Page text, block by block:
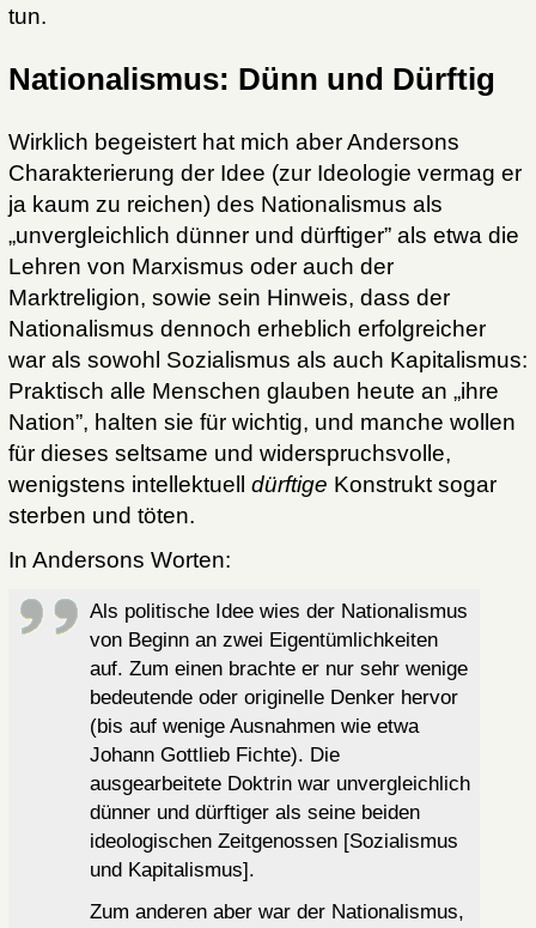
tun.
Nationalismus: Dünn und Dürftig
Wirklich begeistert hat mich aber Andersons
Charakterierung der Idee (zur Ideologie vermag er
ja kaum zu reichen) des Nationalismus als
„unvergleichlich dünner und dürftiger” als etwa die
Lehren von Marxismus oder auch der
Marktreligion, sowie sein Hinweis, dass der
Nationalismus dennoch erheblich erfolgreicher
war als sowohl Sozialismus als auch Kapitalismus:
Praktisch alle Menschen glauben heute an „ihre
Nation”, halten sie für wichtig, und manche wollen
für dieses seltsame und widerspruchsvolle,
wenigstens intellektuell dürftige Konstrukt sogar
sterben und töten.
In Andersons Worten:
Als politische Idee wies der Nationalismus
von Beginn an zwei Eigentümlichkeiten
auf. Zum einen brachte er nur sehr wenige
bedeutende oder originelle Denker hervor
(bis auf wenige Ausnahmen wie etwa
Johann Gottlieb Fichte). Die
ausgearbeitete Doktrin war unvergleichlich
dünner und dürftiger als seine beiden
ideologischen Zeitgenossen [Sozialismus
und Kapitalismus].
Zum anderen aber war der Nationalismus,